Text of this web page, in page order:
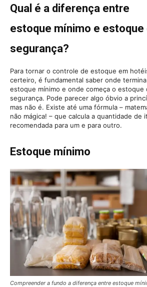
Qual é a diferença entre
estoque mínimo e estoque
segurança?
Para tornar o controle de estoque em
certeiro, é fundamental saber onde
estoque mínimo e onde começa o estoque
segurança. Pode parecer algo óbvio a
mas não é. Existe até uma fórmula –
não mágica! – que calcula a quantidade de
recomendada para um e para outro.
Estoque mínimo
Compreender a fundo a diferença entre estoque